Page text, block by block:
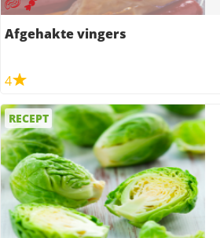
Afgehakte vingers
4
RECEPT